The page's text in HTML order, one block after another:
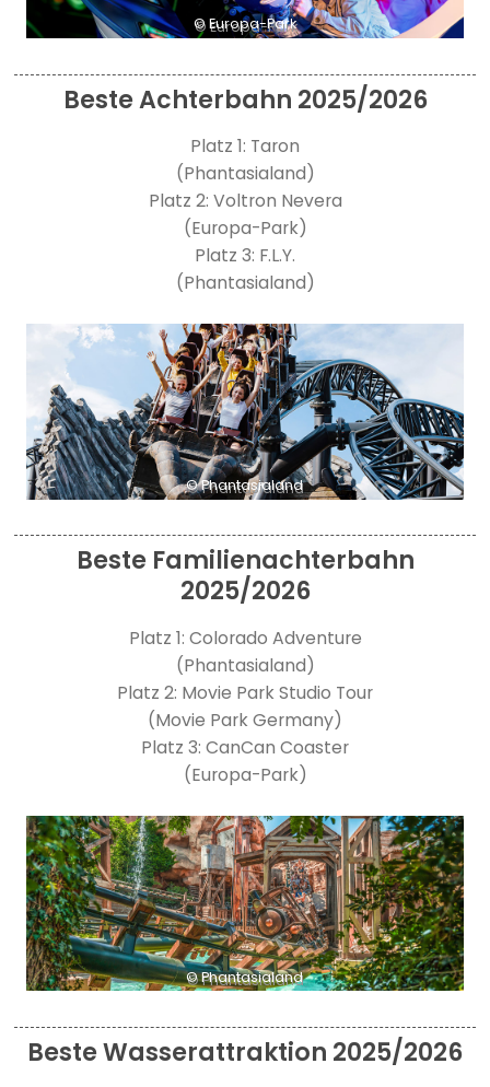
© Europa-Park
Beste Achterbahn 2025/2026
Platz 1: Taron
(Phantasialand)
Platz 2: Voltron Nevera
(Europa-Park)
Platz 3: F.L.Y.
(Phantasialand)
© Phantasialand
Beste Familienachterbahn
2025/2026
Platz 1: Colorado Adventure
(Phantasialand)
Platz 2: Movie Park Studio Tour
(Movie Park Germany)
Platz 3: CanCan Coaster
(Europa-Park)
© Phantasialand
Beste Wasserattraktion 2025/2026